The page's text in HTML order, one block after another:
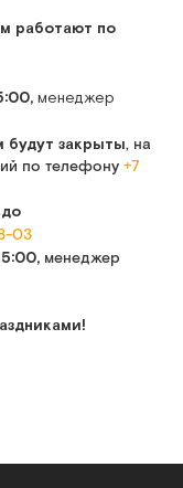
работают по
менеджер
закрыты, на
по телефону +7
до
03
менеджер